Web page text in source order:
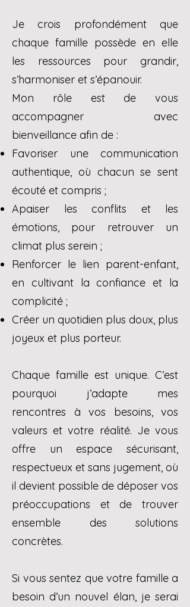
Je crois profondément que
chaque famille possède en elle
les ressources pour grandir,
s’harmoniser et s’épanouir.
Mon rôle est de vous
accompagner avec
bienveillance afin de :
Favoriser une communication
authentique, où chacun se sent
écouté et compris ;
Apaiser les conflits et les
émotions, pour retrouver un
climat plus serein ;
Renforcer le lien parent-enfant,
en cultivant la confiance et la
complicité ;
Créer un quotidien plus doux, plus
joyeux et plus porteur.
Chaque famille est unique. C’est
pourquoi j’adapte mes
rencontres à vos besoins, vos
valeurs et votre réalité. Je vous
offre un espace sécurisant,
respectueux et sans jugement, où
il devient possible de déposer vos
préoccupations et de trouver
ensemble des solutions
concrètes.
Si vous sentez que votre famille a
besoin d’un nouvel élan, je serai